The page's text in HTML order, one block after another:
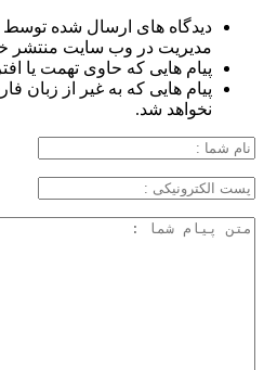
دیدگاه های ارسال شده توسط
مدیریت در وب سایت منتشر
پیام هایی که حاوی تهمت یا
پیام هایی که به غیر از زبان
نخواهد شد.